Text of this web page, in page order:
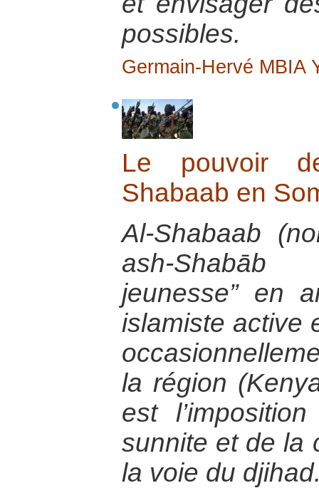
possibles.
Germain-Hervé MBIA
Le pouvoir
Shabaab en
Al-Shabaab
ash-
jeunesse” en
islamiste active
la région
est
sunnite et de la
la voie du